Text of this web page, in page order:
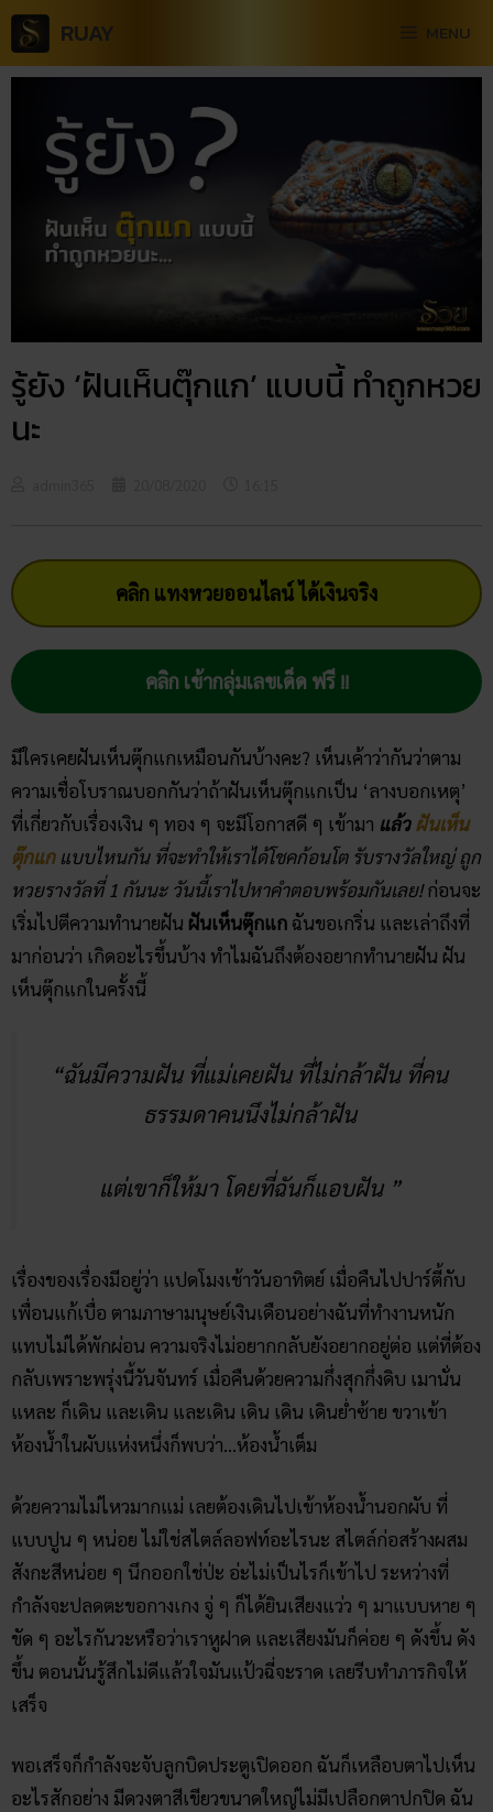
RUAY MENU
รู้ยัง ‘ฝันเห็นตุ๊กแก’ แบบนี้ ทำถูกหวย
นะ
คลิก แทงหวยออนไลน์ ได้เงินจริง
คลิก เข้ากลุ่มเลขเด็ด ฟรี !!
มีใครเคยฝันเห็นตุ๊กแกเหมือนกันบ้างคะ? เห็นเค้าว่ากันว่าตาม
ความเชื่อโบราณบอกกันว่าถ้าฝันเห็นตุ๊กแกเป็น ‘ลางบอกเหตุ’
ที่เกี่ยวกับเรื่องเงิน ๆ ทอง ๆ จะมีโอกาสดี ๆ เข้ามา แล้วฝันเห็น
ตุ๊กแก แบบไหนกัน ที่จะทำให้เราได้โชคก้อนโต รับรางวัลใหญ่ ถูก
หวยรางวัลที่ 1 กันนะ วันนี้เราไปหาคำตอบพร้อมกันเลย!ก่อนจะ
เริ่มไปตีความทำนายฝัน ฝันเห็นตุ๊กแก ฉันขอเกริ่น และเล่าถึงที่
มาก่อนว่า เกิดอะไรขึ้นบ้าง ทำไมฉันถึงต้องอยากทำนายฝัน ฝัน
เห็นตุ๊กแกในครั้งนี้
“ฉันมีความฝัน ที่แม่เคยฝัน ที่ไม่กล้าฝัน ที่คน
ธรรมดาคนนึงไม่กล้าฝัน
แต่เขาก็ให้มา โดยที่ฉันก็แอบฝัน ”
เรื่องของเรื่องมีอยู่ว่า แปดโมงเช้าวันอาทิตย์ เมื่อคืนไปปาร์ตี้กับ
เพื่อนแก้เบื่อ ตามภาษามนุษย์เงินเดือนอย่างฉันที่ทำงานหนัก
แทบไม่ได้พักผ่อน ความจริงไม่อยากกลับยังอยากอยู่ต่อ แต่ที่ต้อง
กลับเพราะพรุ่งนี้วันจันทร์ เมื่อคืนด้วยความกึ่งสุกกึ่งดิบ เมานั่น
แหละ ก็เดิน และเดิน และเดิน เดิน เดิน เดินย่ำซ้าย ขวาเข้า
ห้องน้ำในผับแห่งหนึ่งก็พบว่า…ห้องน้ำเต็ม
ด้วยความไม่ไหวมากแม่ เลยต้องเดินไปเข้าห้องน้ำนอกผับ ที่
แบบปูน ๆ หน่อย ไม่ใช่สไตล์ลอฟท์อะไรนะ สไตล์ก่อสร้างผสม
สังกะสีหน่อย ๆ นึกออกใช่ป่ะ อ่ะไม่เป็นไรก็เข้าไป ระหว่างที่
กำลังจะปลดตะขอกางเกง จู่ ๆ ก็ได้ยินเสียงแว่ว ๆ มาแบบหาย ๆ
ขัด ๆ อะไรกันวะหรือว่าเราหูฝาด และเสียงมันก็ค่อย ๆ ดังขึ้น ดัง
ขึ้น ตอนนั้นรู้สึกไม่ดีแล้วใจมันแป้วฉี่จะราด เลยรีบทำภารกิจให้
เสร็จ
พอเสร็จก็กำลังจะจับลูกบิดประตูเปิดออก ฉันก็เหลือบตาไปเห็น
อะไรสักอย่าง มีดวงตาสีเขียวขนาดใหญ่ไม่มีเปลือกตาปกปิด ฉัน